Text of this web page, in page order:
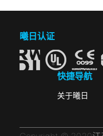
曦日认证
快捷导航
关于曦日